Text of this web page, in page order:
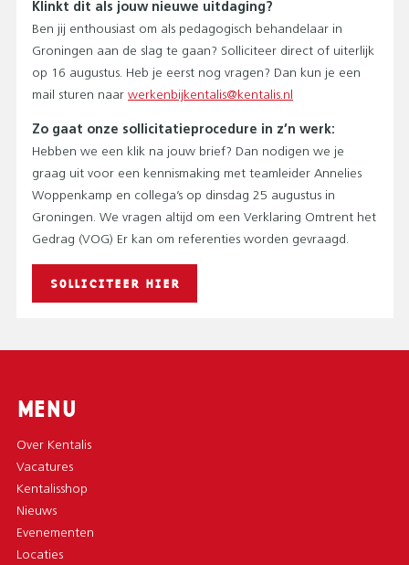
Klinkt dit als jouw nieuwe uitdaging?
Ben jij enthousiast om als pedagogisch behandelaar in
Groningen aan de slag te gaan? Solliciteer direct of uiterlijk
op 16 augustus. Heb je eerst nog vragen? Dan kun je een
mail sturen naar werkenbijkentalis@kentalis.nl
Zo gaat onze sollicitatieprocedure in z’n werk:
Hebben we een klik na jouw brief? Dan nodigen we je
graag uit voor een kennismaking met teamleider Annelies
Woppenkamp en collega’s op dinsdag 25 augustus in
Groningen. We vragen altijd om een Verklaring Omtrent het
Gedrag (VOG) Er kan om referenties worden gevraagd.
SOLLICITEER HIER
MENU
Over Kentalis
Vacatures
Kentalisshop
Nieuws
Evenementen
Locaties